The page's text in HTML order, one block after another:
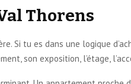
Thorens
Si tu es dans une logique
son exposition, l’étage,